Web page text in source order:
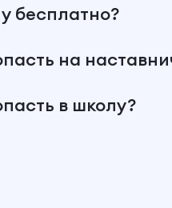
бесплатно?
на
в школу?